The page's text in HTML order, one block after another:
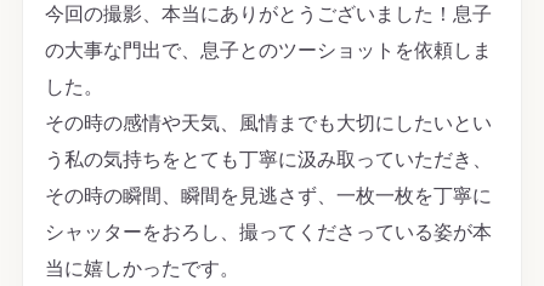
今回の撮影、本当にありがとうございました！息子
の大事な門出で、息子とのツーショットを依頼しま
した。
その時の感情や天気、風情までも大切にしたいとい
う私の気持ちをとても丁寧に汲み取っていただき、
その時の瞬間、瞬間を見逃さず、一枚一枚を丁寧に
シャッターをおろし、撮ってくださっている姿が本
当に嬉しかったです。